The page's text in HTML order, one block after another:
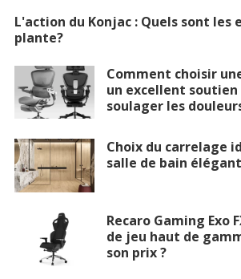
L'action du Konjac : Quels sont les
plante?
Comment choisir
un excellent
soulager les
Choix du carrelage
salle de bain
Recaro Gaming Exo
de jeu haut de
son prix ?